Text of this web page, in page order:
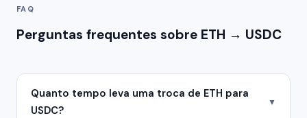
FAQ
Perguntas frequentes sobre ETH → USDC
Quanto tempo leva uma troca de ETH para
USDC?
▼